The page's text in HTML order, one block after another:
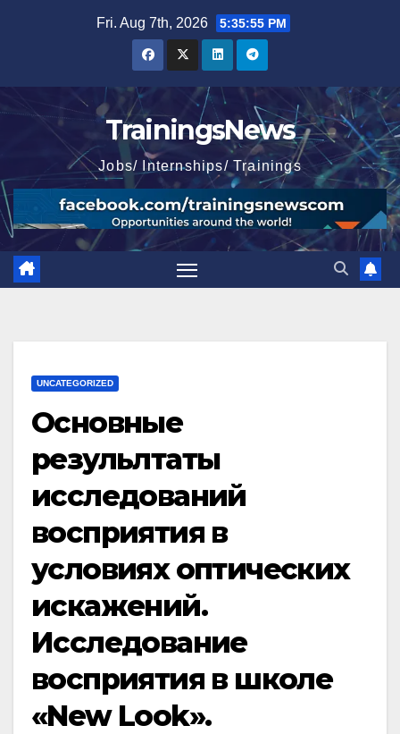
Fri. Aug 7th, 2026 5:35:56 PM
TrainingsNews
Jobs/ Internships/ Trainings
UNCATEGORIZED
Основные
резульлтаты
исследований
восприятия в
условиях оптических
искажений.
Исследование
восприятия в школе
«New Look».